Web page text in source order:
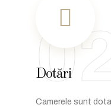
Dotări
Camerele sunt